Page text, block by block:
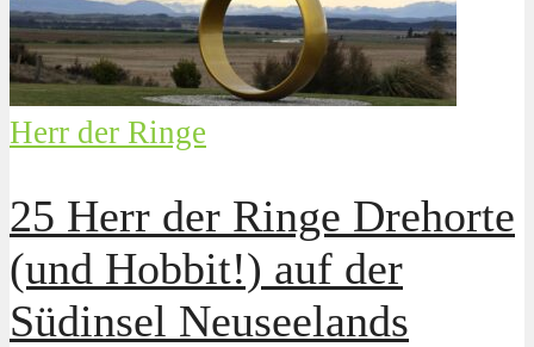
Herr der Ringe
25 Herr der Ringe Drehorte
(und Hobbit!) auf der
Südinsel Neuseelands